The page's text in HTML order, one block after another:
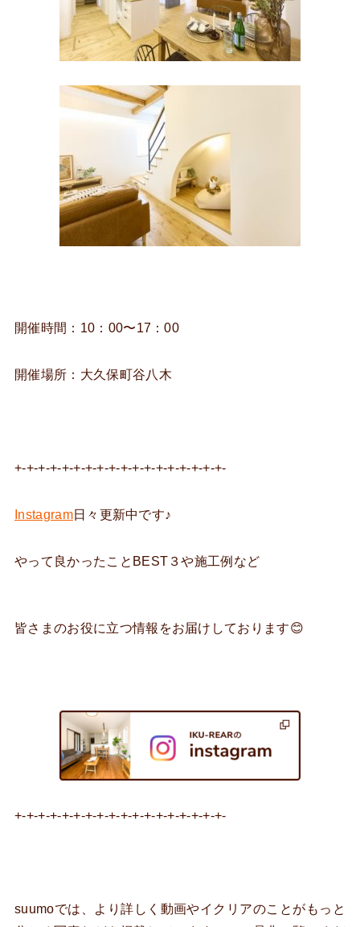
開催時間：10：00〜17：00
開催場所：大久保町谷八木
+-+-+-+-+-+-+-+-+-+-+-+-+-+-+-+-+-+-
Instagram日々更新中です♪
やって良かったことBEST３や施工例など
皆さまのお役に立つ情報をお届けしております😊
+-+-+-+-+-+-+-+-+-+-+-+-+-+-+-+-+-+-
suumoでは、より詳しく動画やイクリアのことがもっと